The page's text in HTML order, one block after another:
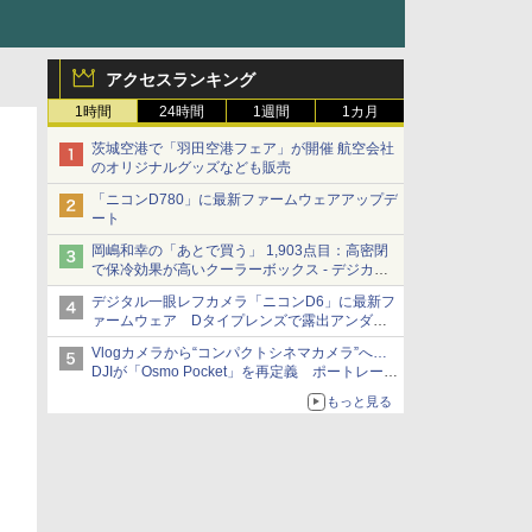
アクセスランキング
1時間 24時間 1週間 1カ月
茨城空港で「羽田空港フェア」が開催 航空会社
のオリジナルグッズなども販売
「ニコンD780」に最新ファームウェアアップデ
ート
岡嶋和幸の「あとで買う」 1,903点目：高密閉
で保冷効果が高いクーラーボックス - デジカメ
Watch
デジタル一眼レフカメラ「ニコンD6」に最新フ
ァームウェア Dタイプレンズで露出アンダー
になる現象の修正など
Vlogカメラから“コンパクトシネマカメラ”へ…
DJIが「Osmo Pocket」を再定義 ポートレート
もっと見る